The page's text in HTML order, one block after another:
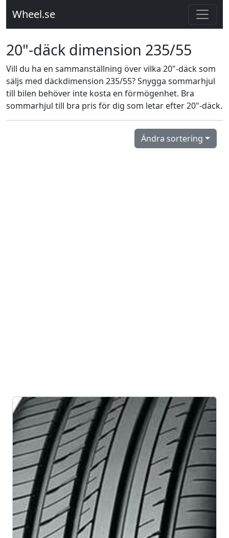
Wheel.se
20"-däck dimension 235/55
Vill du ha en sammanställning över vilka 20"-däck som
säljs med däckdimension 235/55? Snygga sommarhjul
till bilen behöver inte kosta en förmögenhet. Bra
sommarhjul till bra pris för dig som letar efter 20"-däck.
Ändra sortering